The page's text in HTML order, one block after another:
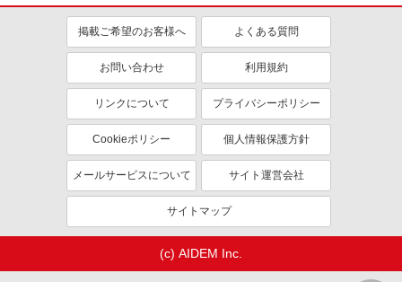
掲載ご希望のお客様へ よくある質問
お問い合わせ 利用規約
リンクについて プライバシーポリシー
Cookieポリシー 個人情報保護方針
メールサービスについて サイト運営会社
サイトマップ
(c) AIDEM Inc.